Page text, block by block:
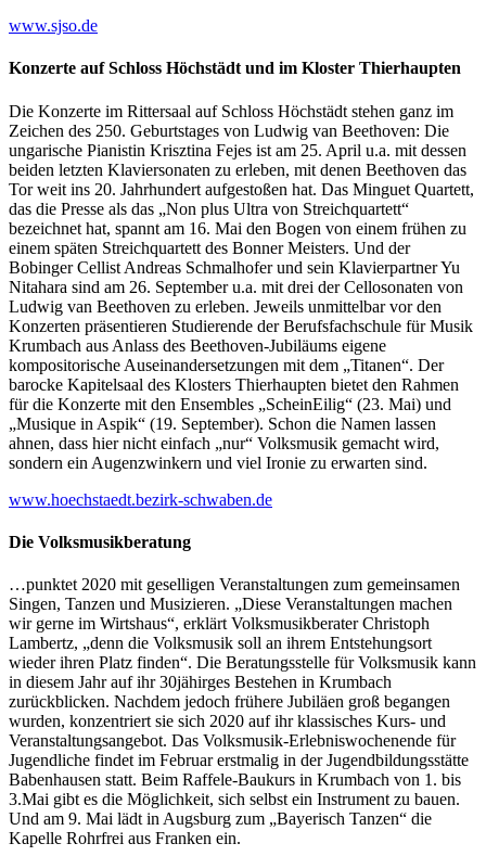
www.sjso.de
Konzerte auf Schloss Höchstädt und im Kloster Thierhaupten
Die Konzerte im Rittersaal auf Schloss Höchstädt stehen ganz im
Zeichen des 250. Geburtstages von Ludwig van Beethoven: Die
ungarische Pianistin Krisztina Fejes ist am 25. April u.a. mit dessen
beiden letzten Klaviersonaten zu erleben, mit denen Beethoven das
Tor weit ins 20. Jahrhundert aufgestoßen hat. Das Minguet Quartett,
das die Presse als das „Non plus Ultra von Streichquartett“
bezeichnet hat, spannt am 16. Mai den Bogen von einem frühen zu
einem späten Streichquartett des Bonner Meisters. Und der
Bobinger Cellist Andreas Schmalhofer und sein Klavierpartner Yu
Nitahara sind am 26. September u.a. mit drei der Cellosonaten von
Ludwig van Beethoven zu erleben. Jeweils unmittelbar vor den
Konzerten präsentieren Studierende der Berufsfachschule für Musik
Krumbach aus Anlass des Beethoven-Jubiläums eigene
kompositorische Auseinandersetzungen mit dem „Titanen“. Der
barocke Kapitelsaal des Klosters Thierhaupten bietet den Rahmen
für die Konzerte mit den Ensembles „ScheinEilig“ (23. Mai) und
„Musique in Aspik“ (19. September). Schon die Namen lassen
ahnen, dass hier nicht einfach „nur“ Volksmusik gemacht wird,
sondern ein Augenzwinkern und viel Ironie zu erwarten sind.
www.hoechstaedt.bezirk-schwaben.de
Die Volksmusikberatung
…punktet 2020 mit geselligen Veranstaltungen zum gemeinsamen
Singen, Tanzen und Musizieren. „Diese Veranstaltungen machen
wir gerne im Wirtshaus“, erklärt Volksmusikberater Christoph
Lambertz, „denn die Volksmusik soll an ihrem Entstehungsort
wieder ihren Platz finden“. Die Beratungsstelle für Volksmusik kann
in diesem Jahr auf ihr 30jähirges Bestehen in Krumbach
zurückblicken. Nachdem jedoch frühere Jubiläen groß begangen
wurden, konzentriert sie sich 2020 auf ihr klassisches Kurs- und
Veranstaltungsangebot. Das Volksmusik-Erlebniswochenende für
Jugendliche findet im Februar erstmalig in der Jugendbildungsstätte
Babenhausen statt. Beim Raffele-Baukurs in Krumbach von 1. bis
3.Mai gibt es die Möglichkeit, sich selbst ein Instrument zu bauen.
Und am 9. Mai lädt in Augsburg zum „Bayerisch Tanzen“ die
Kapelle Rohrfrei aus Franken ein.